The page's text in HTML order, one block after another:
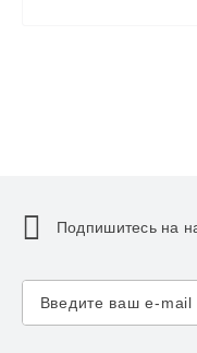
Подпишитесь на